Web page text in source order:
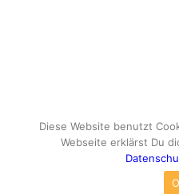
© Copyright - travelox.de - Sebastian Tuke
Datenschutzhinweise
Diese Website benutzt
Webseite erklärst Du